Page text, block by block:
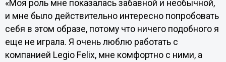
«‎Моя роль мне показалась забавной и необычной,
и мне было действительно интересно попробовать
себя в этом образе, потому что ничего подобного я
еще не играла. Я очень люблю работать с
компанией Legio Felix, мне комфортно с ними, а